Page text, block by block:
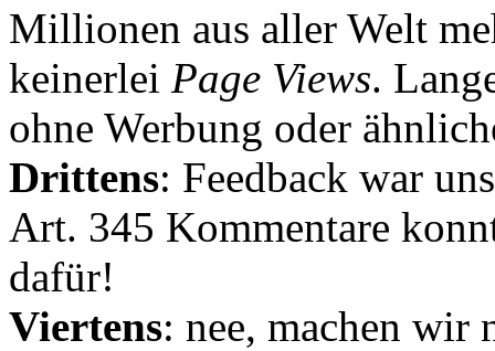
Millionen aus aller Welt
keinerlei Page Views.
ohne Werbung oder
Drittens: Feedback war
Art. 345 Kommentare
dafür!
Viertens: nee, machen wir